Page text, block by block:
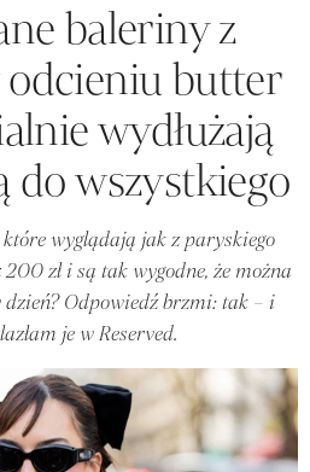
baleriny z
odcieniu butter
wydłużają
do wszystkiego
które wyglądają jak z paryskiego
zł i są tak wygodne, że można
dzień? Odpowiedź brzmi: tak – i
je w Reserved.